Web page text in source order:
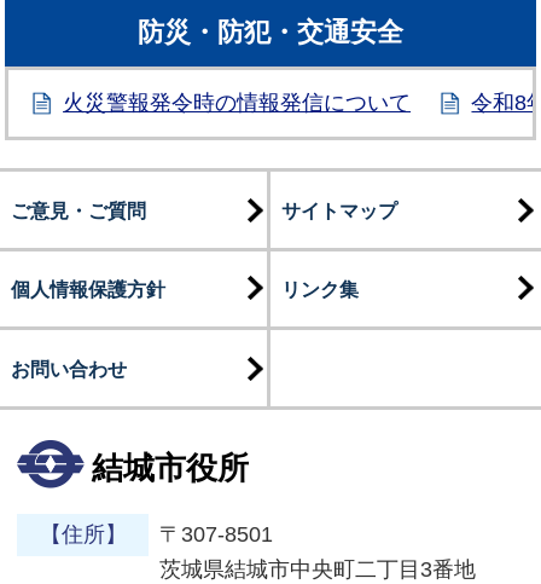
防災・防犯・交通安全
火災警報発令時の情報発信について 令和8
ご意見・ご質問 サイトマップ
個人情報保護方針 リンク集
お問い合わせ
結城市役所
【住所】
〒307-8501
茨城県結城市中央町二丁目3番地